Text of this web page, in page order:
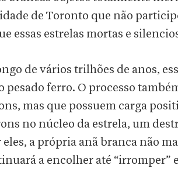
de Toronto que não
essas estrelas mortas e
de vários trilhões de anos,
pesado ferro. O processo
mas que possuem carga
no núcleo da estrela, um
eles, a própria anã branca não
a encolher até “irromper”